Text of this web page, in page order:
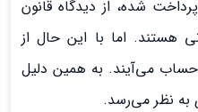
شده، از ديدگاه قانون
هستند. اما با اين حال از
حساب می‌آیند. به همین دلیل
به نظر می‌رسد.